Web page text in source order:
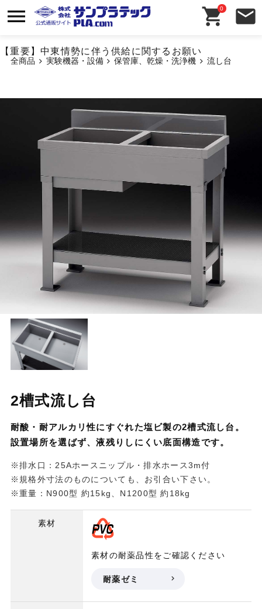
【重要】中東情勢に伴う供給に関するお願い
0
全商品 実験機器・設備 保管庫、乾燥・洗浄機 流し台
2槽式流し台
耐酸・耐アルカリ性にすぐれた塩ビ製の2槽式流し台。
設置場所を選ばず、液残りしにくい底面構造です。
※排水口：25Aホースニップル・排水ホース3m付
※規格外寸法のものについても、お引合い下さい。
※重量：N900型 約15kg、N1200型 約18kg
素材
素材の耐薬品性をご確認ください
耐薬ゼミ